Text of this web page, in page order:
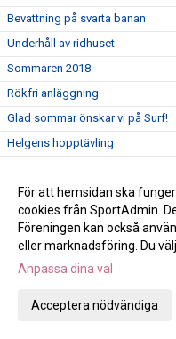
Bevattning på svarta banan
Underhåll av ridhuset
Sommaren 2018
Rökfri anläggning
Glad sommar önskar vi på Surf!
Helgens hopptävling
Dressyrtävling
Baka till tävling
Våren är här!
Dressyrtävling
Dressyrlektioner för
För att hemsidan ska
cookies från SportAdmin.
Föreningen kan också
eller marknadsföring. Du
Anpassa dina val
Acceptera nödvändiga